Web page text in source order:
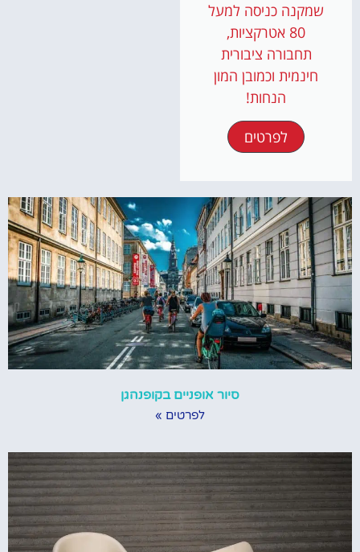
שמקנה כניסה למעל
80 אטרקציות,
תחבורה ציבורית
חינמית וכמובן המון
הנחות!
לפרטים
סיור אופניים בקופנהגן
לפרטים »